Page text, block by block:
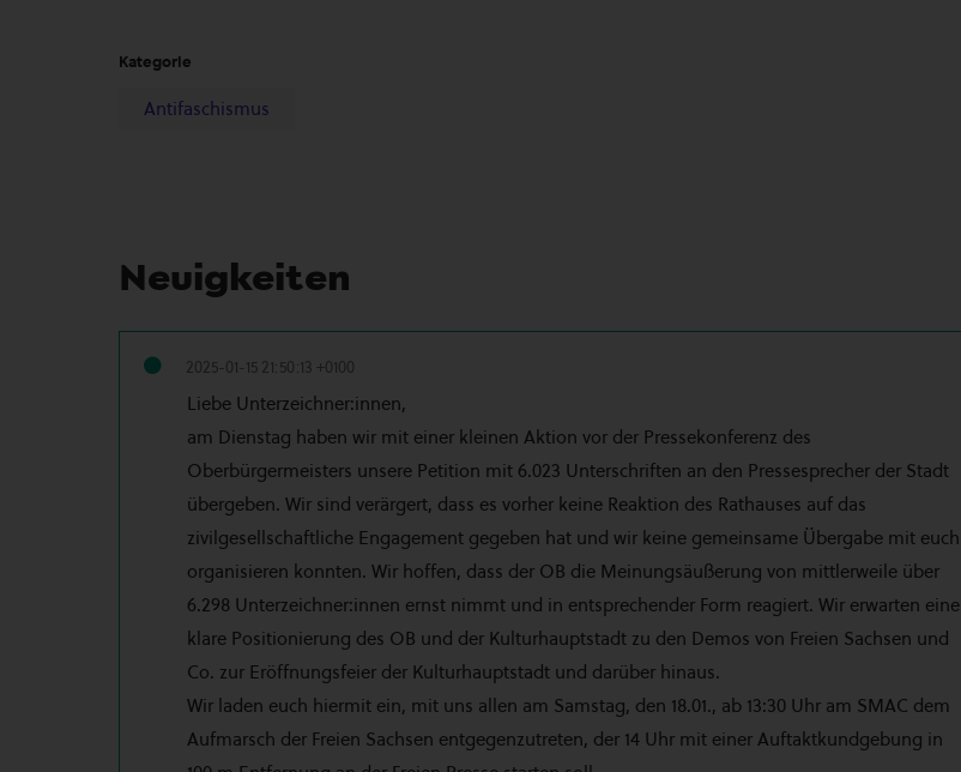
Kategorie
Antifaschismus
Neuigkeiten
2025-01-15 21:50:13 +0100
Liebe Unterzeichner:innen,
am Dienstag haben wir mit einer kleinen Aktion vor der Pressekonferenz des
Oberbürgermeisters unsere Petition mit 6.023 Unterschriften an den Pressesprecher der Stadt
übergeben. Wir sind verärgert, dass es vorher keine Reaktion des Rathauses auf das
zivilgesellschaftliche Engagement gegeben hat und wir keine gemeinsame Übergabe mit euch
organisieren konnten. Wir hoffen, dass der OB die Meinungsäußerung von mittlerweile über
6.298 Unterzeichner:innen ernst nimmt und in entsprechender Form reagiert. Wir erwarten eine
klare Positionierung des OB und der Kulturhauptstadt zu den Demos von Freien Sachsen und
Co. zur Eröffnungsfeier der Kulturhauptstadt und darüber hinaus.
Wir laden euch hiermit ein, mit uns allen am Samstag, den 18.01., ab 13:30 Uhr am SMAC dem
Aufmarsch der Freien Sachsen entgegenzutreten, der 14 Uhr mit einer Auftaktkundgebung in